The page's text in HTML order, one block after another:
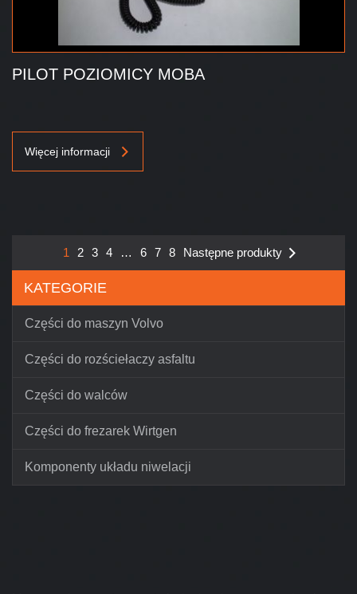
KATEGORIE
Części do maszyn Volvo
Części do rozściełaczy asfaltu
Części do walców
Części do frezarek Wirtgen
Komponenty układu niwelacji
PILOT POZIOMICY MOBA
Więcej informacji
1 2 3 4 … 6 7 8 Następne produkty